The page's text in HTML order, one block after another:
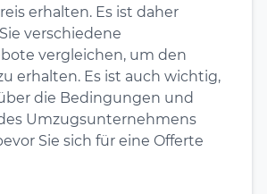
erhalten. Es ist daher
verschiedene
vergleichen, um den
erhalten. Es ist auch wichtig,
die Bedingungen und
Umzugsunternehmens
Sie sich für eine Offerte